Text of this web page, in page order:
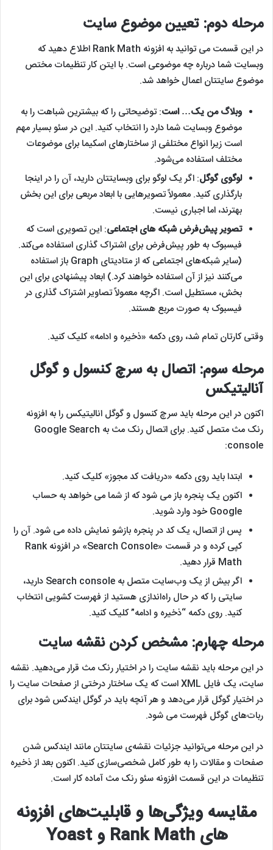
مرحله دوم: تعیین موضوع سایت
در این قسمت می توانید به افزونه Rank Math اطلاع دهید که
وبسایت شما درباره چه موضوعی است. با ایتن کار تنظیمات مختص
موضوع سایتتان اعمال خواهد شد.
وبلاگ من یک… است: توضیحاتی را که بیشترین شباهت را به
موضوع وبسایت شما دارد را انتخاب کنید. این در سئو بسیار مهم
است زیرا انواع مختلفی از ساختارهای اسکیما برای موضوعات
مختلف استفاده می‌شود.
لوگوی گوگل: اگر یک لوگو برای وبسایتتان دارید، آن را در اینجا
بارگذاری کنید. معمولاً تصویرهایی با ابعاد مربعی برای این بخش
بهترند، اما اجباری نیست.
تصویر پیش‌فرض شبکه های اجتماعی: این تصویری است که
فیسبوک به طور پیش‌فرض برای اشتراک گذاری استفاده می‌کند.
(سایر شبکه‌های اجتماعی که از متادیتای Graph باز استفاده
می‌کنند نیز از آن استفاده خواهند کرد.) ابعاد پیشنهادی برای این
بخش، مستطیل است. اگرچه معمولاً تصاویر اشتراک گذاری در
فیسبوک به صورت مربع هستند.
وقتی کارتان تمام شد، روی دکمه «ذخیره و ادامه» کلیک کنید.
مرحله سوم: اتصال به سرچ کنسول و گوگل
آنالیتیکس
اکنون در این مرحله باید سرچ کنسول و گوگل انالیتیکس را به افزونه
رنک مث متصل کنید. برای اتصال رنک مث به Google Search
console:
ابتدا باید روی دکمه «دریافت کد مجوز» کلیک کنید.
اکنون یک پنجره باز می شود که از شما می خواهد به حساب
Google خود وارد شوید.
پس از اتصال، یک کد در پنجره بازشو نمایش داده می شود. آن را
کپی کرده و در قسمت «Search Console» در افزونه Rank
Math قرار دهید.
اگر بیش از یک وب‌سایت متصل به Search console دارید،
سایتی را که در حال راه‌اندازی هستید از فهرست کشویی انتخاب
کنید. روی دکمه “ذخیره و ادامه” کلیک کنید.
مرحله چهارم: مشخص کردن نقشه سایت
در این مرحله باید نقشه سایت را در اختیار رنک مث قرار می‌دهید. نقشه
سایت، یک فایل XML است که یک ساختار درختی از صفحات سایت را
در اختیار گوگل قرار می‌دهد و هر آنچه باید در گوگل ایندکس شود برای
ربات‌های گوگل فهرست می شود.
در این مرحله می‌توانید جزئیات نقشه‌ی سایتتان مانند ایندکس شدن
صفحات و مقالات را به طور کامل شخصی‌سازی کنید. اکنون بعد از ذخیره
تنظیمات در این قسمت افزونه سئو رنک مث آماده کار است.
مقایسه ویژگی‌ها و قابلیت‌های افزونه
های Rank Math و Yoast